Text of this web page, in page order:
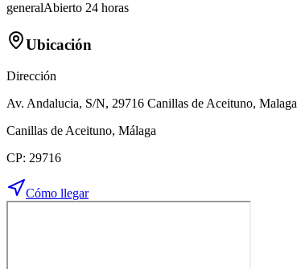
generalAbierto 24 horas
Ubicación
Dirección
Av. Andalucia, S/N, 29716 Canillas de Aceituno, Malaga
Canillas de Aceituno, Málaga
CP: 29716
Cómo llegar